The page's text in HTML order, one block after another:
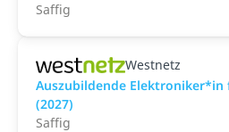
Saffig
Westnetz
Auszubildende
(2027)
Saffig